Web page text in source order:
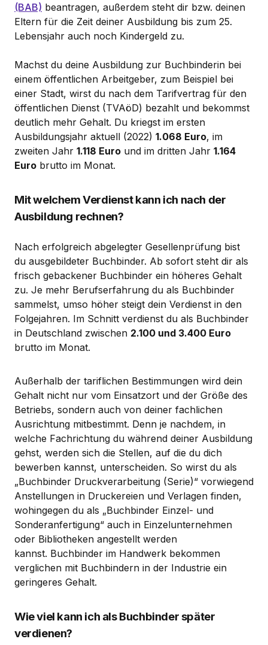
(BAB) beantragen, außerdem steht dir bzw. deinen
Eltern für die Zeit deiner Ausbildung bis zum 25.
Lebensjahr auch noch Kindergeld zu.
Machst du deine Ausbildung zur Buchbinderin bei
einem öffentlichen Arbeitgeber, zum Beispiel bei
einer Stadt, wirst du nach dem Tarifvertrag für den
öffentlichen Dienst (TVAöD) bezahlt und bekommst
deutlich mehr Gehalt. Du kriegst im ersten
Ausbildungsjahr aktuell (2022) 1.068 Euro, im
zweiten Jahr 1.118 Euro und im dritten Jahr 1.164
Euro brutto im Monat.
Mit welchem Verdienst kann ich nach der
Ausbildung rechnen?
Nach erfolgreich abgelegter Gesellenprüfung bist
du ausgebildeter Buchbinder. Ab sofort steht dir als
frisch gebackener Buchbinder ein höheres Gehalt
zu. Je mehr Berufserfahrung du als Buchbinder
sammelst, umso höher steigt dein Verdienst in den
Folgejahren. Im Schnitt verdienst du als Buchbinder
in Deutschland zwischen 2.100 und 3.400 Euro
brutto im Monat.
Außerhalb der tariflichen Bestimmungen wird dein
Gehalt nicht nur vom Einsatzort und der Größe des
Betriebs, sondern auch von deiner fachlichen
Ausrichtung mitbestimmt. Denn je nachdem, in
welche Fachrichtung du während deiner Ausbildung
gehst, werden sich die Stellen, auf die du dich
bewerben kannst, unterscheiden. So wirst du als
„Buchbinder Druckverarbeitung (Serie)“ vorwiegend
Anstellungen in Druckereien und Verlagen finden,
wohingegen du als „Buchbinder Einzel- und
Sonderanfertigung“ auch in Einzelunternehmen
oder Bibliotheken angestellt werden
kannst. Buchbinder im Handwerk bekommen
verglichen mit Buchbindern in der Industrie ein
geringeres Gehalt.
Wie viel kann ich als Buchbinder später
verdienen?